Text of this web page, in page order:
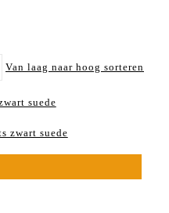
Van laag naar hoog sorteren